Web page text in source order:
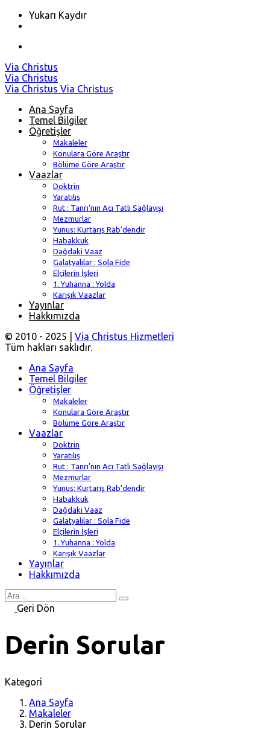
Yukarı Kaydır
Skip
to
content
Via Christus
Via Christus
Via Christus Via Christus
Ana Sayfa
Temel Bilgiler
Öğretişler
Makaleler
Konulara Göre Araştır
Bölüme Göre Araştır
Vaazlar
Doktrin
Yaratılış
Rut : Tanrı’nın Acı Tatlı Sağlayışı
Mezmurlar
Yunus: Kurtarış Rab’dendir
Habakkuk
Dağdaki Vaaz
Galatyalılar : Sola Fide
Elçilerin İşleri
1. Yuhanna : Yolda
Karışık Vaazlar
Yayınlar
Hakkımızda
© 2010 - 2025 | Via Christus Hizmetleri
Tüm hakları saklıdır.
Ana Sayfa
Temel Bilgiler
Öğretişler
Makaleler
Konulara Göre Araştır
Bölüme Göre Araştır
Vaazlar
Doktrin
Yaratılış
Rut : Tanrı’nın Acı Tatlı Sağlayışı
Mezmurlar
Yunus: Kurtarış Rab’dendir
Habakkuk
Dağdaki Vaaz
Galatyalılar : Sola Fide
Elçilerin İşleri
1. Yuhanna : Yolda
Karışık Vaazlar
Yayınlar
Hakkımızda
Search
forGeri Dön
Derin Sorular
Kategori
Ana Sayfa
Makaleler
Derin Sorular